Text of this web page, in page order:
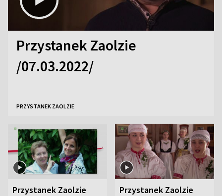
Przystanek Zaolzie
/07.03.2022/
PRZYSTANEK ZAOLZIE
Przystanek Zaolzie
Przystanek Zaolzie